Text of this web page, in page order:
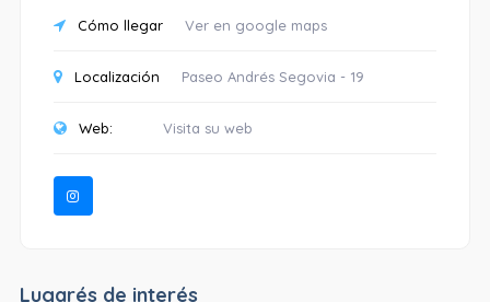
Cómo llegar Ver en google maps
Localización Paseo Andrés Segovia - 19
Web: Visita su web
Lugarés de interés